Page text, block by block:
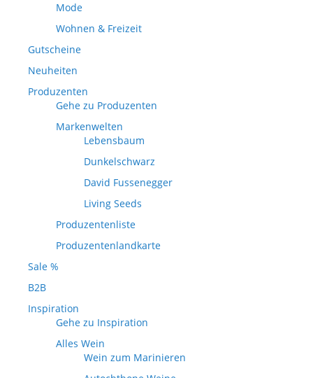
Mode
Wohnen & Freizeit
Gutscheine
Neuheiten
Produzenten
Gehe zu Produzenten
Markenwelten
Lebensbaum
Dunkelschwarz
David Fussenegger
Living Seeds
Produzentenliste
Produzentenlandkarte
Sale %
B2B
Inspiration
Gehe zu Inspiration
Alles Wein
Wein zum Marinieren